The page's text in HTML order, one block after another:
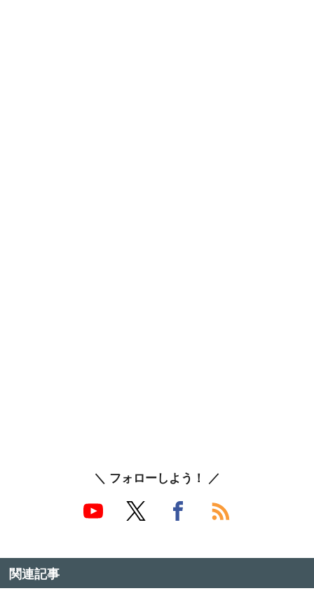
＼ フォローしよう！ ／
関連記事